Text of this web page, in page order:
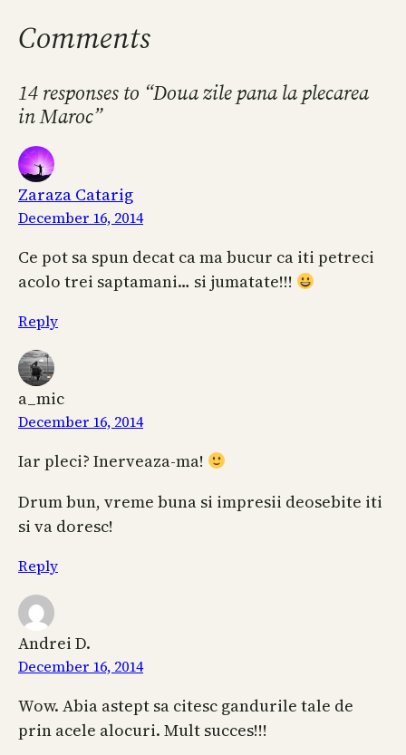
Comments
14 responses to “Doua zile pana la plecarea
in Maroc”
Zaraza Catarig
December 16, 2014
Ce pot sa spun decat ca ma bucur ca iti petreci
acolo trei saptamani… si jumatate!!!
Reply
a_mic
December 16, 2014
Iar pleci? Inerveaza-ma!
Drum bun, vreme buna si impresii deosebite iti
si va doresc!
Reply
Andrei D.
December 16, 2014
Wow. Abia astept sa citesc gandurile tale de
prin acele alocuri. Mult succes!!!